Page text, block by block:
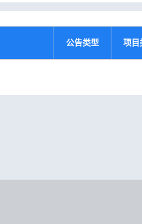
公告类型 项目